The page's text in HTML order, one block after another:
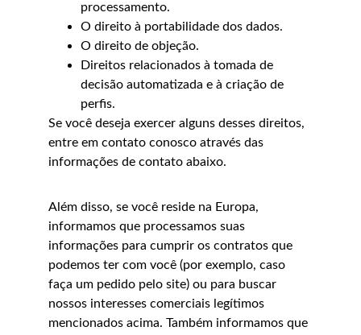
processamento.
O direito à portabilidade dos dados.
O direito de objeção.
Direitos relacionados à tomada de
decisão automatizada e à criação de
perfis.
Se você deseja exercer alguns desses direitos,
entre em contato conosco através das
informações de contato abaixo.
Além disso, se você reside na Europa,
informamos que processamos suas
informações para cumprir os contratos que
podemos ter com você (por exemplo, caso
faça um pedido pelo site) ou para buscar
nossos interesses comerciais legítimos
mencionados acima. Também informamos que